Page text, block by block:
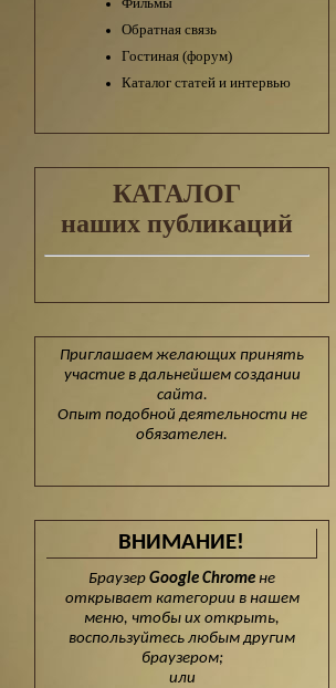
Обратная связь
Гостиная (форум)
Каталог статей и интервью
КАТАЛОГ
наших публикаций
Приглашаем желающих принять
участие в дальнейшем создании
сайта.
Опыт подобной деятельности не
обязателен.
ВНИМАНИЕ!
Браузер Google Chrome не
открывает категории в нашем
меню, чтобы их открыть,
воспользуйтесь любым другим
браузером;
или